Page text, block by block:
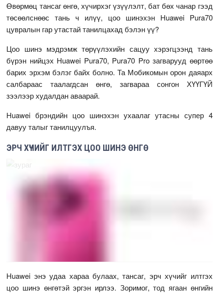
Өвөрмөц тансаг өнгө, хүчирхэг үзүүлэлт, бат бөх чанар гээд
төсөөлснөөс тань ч илүү, цоо шинэхэн Huawei Pura70
цувралын гар утастай танилцахад бэлэн үү?
Цоо шинэ мэдрэмж төрүүлэхийн сацуу хэрэгцээнд тань
бүрэн нийцэх Huawei Pura70, Pura70 Pro загварууд өөртөө
барих эрхэм бэлэг байх болно. Та Мобикомын орон даяарх
салбараас таалагдсан өнгө, загвараа сонгон ХҮҮГҮЙ
зээлээр худалдан аваарай.
Huawei брэндийн цоо шинэхэн ухаалаг утасны супер 4
давуу талыг танилцуулъя.
ЭРЧ ХҮЧИЙГ ИЛТГЭХ ЦОО ШИНЭ ӨНГӨ
Huawei энэ удаа хараа булаах, тансаг, эрч хүчийг илтгэх
цоо шинэ өнгөтэй эргэн ирлээ. Зоримог, тод ягаан өнгийн